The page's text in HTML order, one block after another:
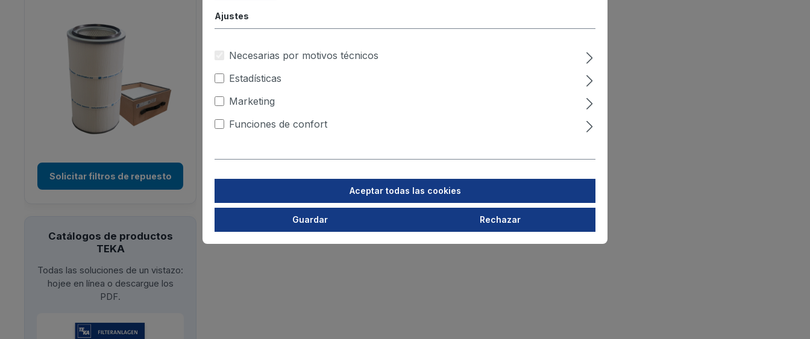
Solicitar filtros de repuesto
Catálogos de productos
TEKA
Todas las soluciones de un vistazo:
hojee en línea o descargue los
PDF.
Ajustes
Necesarias por motivos técnicos
Estadísticas
Marketing
Funciones de confort
Aceptar todas las cookies
Guardar Rechazar